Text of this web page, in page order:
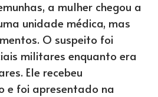
a mulher chegou a
unidade médica, mas
O suspeito foi
militares enquanto era
Ele recebeu
e foi apresentado na